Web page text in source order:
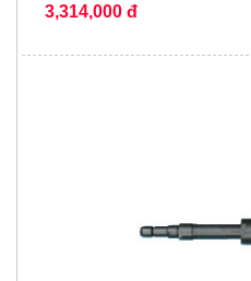
3,314,000 đ